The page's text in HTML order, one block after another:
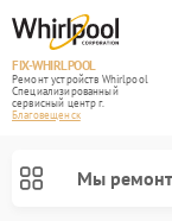
FIX-WHIRLPOOL
Ремонт устройств Whirlpool
Специализированный
cервисный центр г.
Благовещенск
Мы